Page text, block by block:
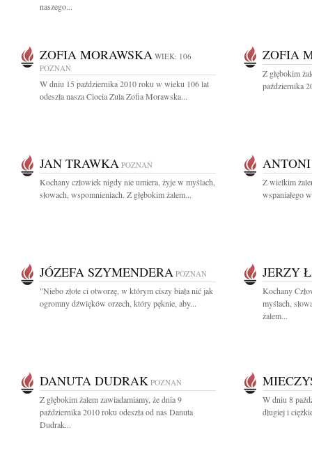
naszego...
ZOFIA MORAWSKA WIEK: 106
POZNAŃ
W dniu 15 października 2010 roku w wieku 106 lat
odeszła nasza Ciocia Zula Zofia Morawska...
ZOFIA
Z głębokim
października
JAN TRAWKA POZNAŃ
Kochany człowiek nigdy nie umiera, żyje w myślach,
słowach, wspomnieniach. Z głębokim żalem...
Z wielkim
wspaniałego
JÓZEFA SZYMENDERA POZNAŃ
"Niebo złote ci otworzę, w którym ciszy biała nić jak
ogromny dźwięków orzech, który pęknie, aby...
JERZY
Kochany
myślach,
żalem...
DANUTA DUDRAK POZNAŃ
Z głębokim żalem zawiadamiamy, że dnia 9
października 2010 roku odeszła od nas Danuta
Dudrak...
W dniu 8
długiej i